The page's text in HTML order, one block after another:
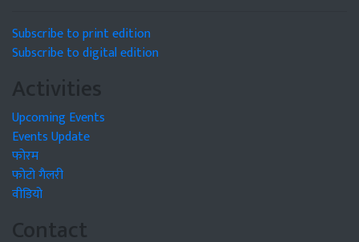
Subscribe to print edition
Subscribe to digital edition
Activities
Upcoming Events
Events Update
फोरम
फोटो गैलरी
वीडियो
Contact